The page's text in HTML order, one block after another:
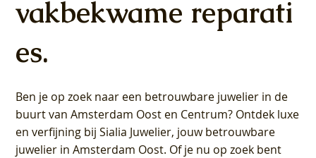
vakbekwame reparati
es.
Ben je op zoek naar een betrouwbare juwelier in de
buurt van Amsterdam Oost en Centrum? Ontdek luxe
en verfijning bij Sialia Juwelier, jouw betrouwbare
juwelier in Amsterdam Oost. Of je nu op zoek bent